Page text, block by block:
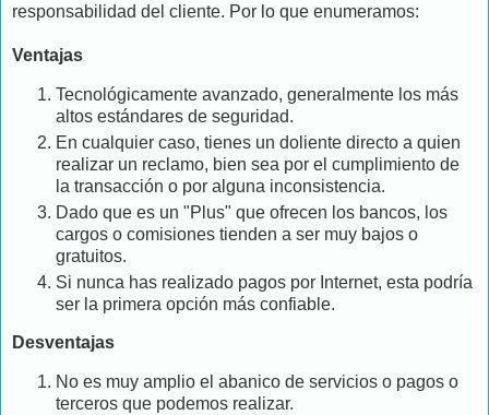
responsabilidad del cliente. Por lo que enumeramos:
Ventajas
Tecnológicamente avanzado, generalmente los más
altos estándares de seguridad.
En cualquier caso, tienes un doliente directo a quien
realizar un reclamo, bien sea por el cumplimiento de
la transacción o por alguna inconsistencia.
Dado que es un "Plus" que ofrecen los bancos, los
cargos o comisiones tienden a ser muy bajos o
gratuitos.
Si nunca has realizado pagos por Internet, esta podría
ser la primera opción más confiable.
Desventajas
No es muy amplio el abanico de servicios o pagos o
terceros que podemos realizar.